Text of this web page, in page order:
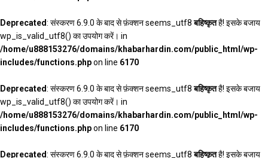
Deprecated: संस्करण 6.9.0 के बाद से फ़ंक्शन seems_utf8बहिष्कृतहै! इसके बजाय
wp_is_valid_utf8() का उपयोग करें। in
/home/u888153276/domains/khabarhardin.com/public_html/wp-
includes/functions.phpon line 6170
Deprecated: संस्करण 6.9.0 के बाद से फ़ंक्शन seems_utf8बहिष्कृतहै! इसके बजाय
wp_is_valid_utf8() का उपयोग करें। in
/home/u888153276/domains/khabarhardin.com/public_html/wp-
includes/functions.phpon line 6170
Deprecated: संस्करण 6.9.0 के बाद से फ़ंक्शन seems_utf8बहिष्कृतहै! इसके बजाय